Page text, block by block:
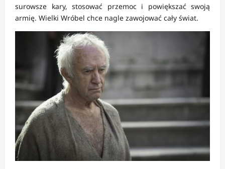
surowsze kary, stosować przemoc i powiększać swoją
armię. Wielki Wróbel chce nagle zawojować cały świat.